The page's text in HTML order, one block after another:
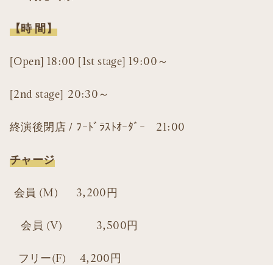
【時 間】
[Open] 18:00 [1st stage] 19:00～
[2nd stage] 20:30～
終演後閉店 / ﾌｰﾄﾞﾗｽﾄｵｰﾀﾞｰ 21:00
チャージ
会員 (M) 3,200円
会員 (V) 3,500円
フリー(F) 4,200円